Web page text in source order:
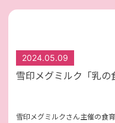
2024.05.09
雪印メグミルク「乳の
雪印メグミルクさん主催の食